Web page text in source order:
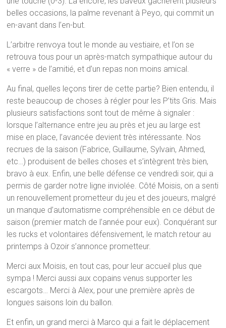
belles occasions, la palme revenant à Peyo, qui commit un
en-avant dans l’en-but.
L’arbitre renvoya tout le monde au vestiaire, et l’on se
retrouva tous pour un après-match sympathique autour du
« verre » de l’amitié, et d’un repas non moins amical.
Au final, quelles leçons tirer de cette partie? Bien entendu, il
reste beaucoup de choses à régler pour les P’tits Gris. Mais
plusieurs satisfactions sont tout de même à signaler :
lorsque l’alternance entre jeu au près et jeu au large est
mise en place, l’avancée devient très intéressante. Nos
recrues de la saison (Fabrice, Guillaume, Sylvain, Ahmed,
etc…) produisent de belles choses et s’intègrent très bien,
bravo à eux. Enfin, une belle défense ce vendredi soir, qui a
permis de garder notre ligne inviolée. Côté Moisis, on a senti
un renouvellement prometteur du jeu et des joueurs, malgré
un manque d’automatisme compréhensible en ce début de
saison (premier match de l’année pour eux). Conquérant sur
les rucks et volontaires défensivement, le match retour au
printemps à Ozoir s’annonce prometteur.
Merci aux Moisis, en tout cas, pour leur accueil plus que
sympa ! Merci aussi aux copains venus supporter les
escargots… Merci à Alex, pour une première après de
longues saisons loin du ballon.
Et enfin, un grand merci à Marco qui a fait le déplacement